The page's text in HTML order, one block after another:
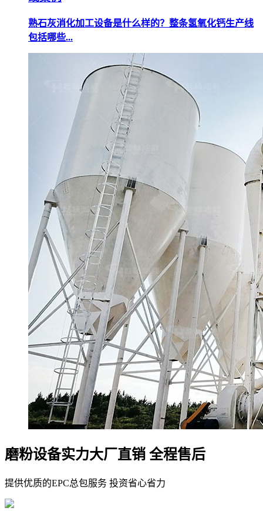
熟石灰消化加工设备是什么样的？整条氢氧化钙生产线
包括哪些...
磨粉设备实力大厂直销 全程售后
提供优质的EPC总包服务 投资省心省力